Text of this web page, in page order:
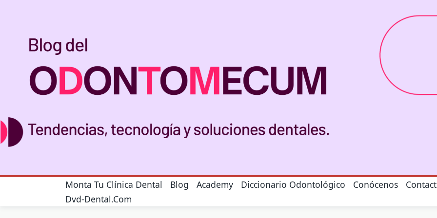
Monta Tu Clínica Dental Blog Academy Diccionario Odontológico Conócenos
Dvd-Dental.com